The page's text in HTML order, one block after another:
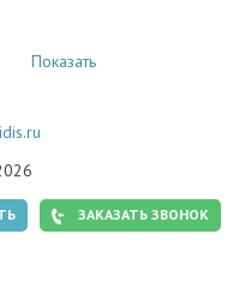
Показать
ЗАКАЗАТЬ ЗВОНОК